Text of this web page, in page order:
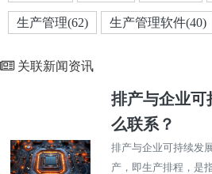
生产管理(62) 生产管理软件(40)
关联新闻资讯
排产与企业可
么联系？
排产与企业可持续发
产，即生产排程，是